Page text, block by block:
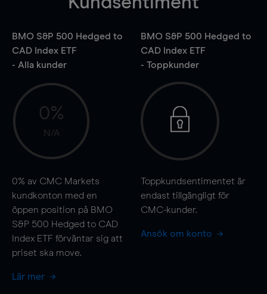
BMO S&P 500 Hedged to
CAD Index ETF
- Alla kunder
0%
N/A
0% av CMC Markets
kundkonton med en
öppen position på BMO
S&P 500 Hedged to CAD
Index ETF förväntar sig att
priset ska move.
Lär mer
BMO S&P 500 Hedged to
CAD Index ETF
- Toppkunder
Toppkundsentimentet är
endast tillgängligt för
CMC-kunder.
Ansök om konto